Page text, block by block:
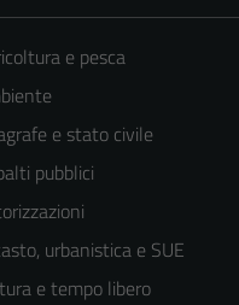
e pesca
e stato civile
pubblici
urbanistica e SUE
e tempo libero